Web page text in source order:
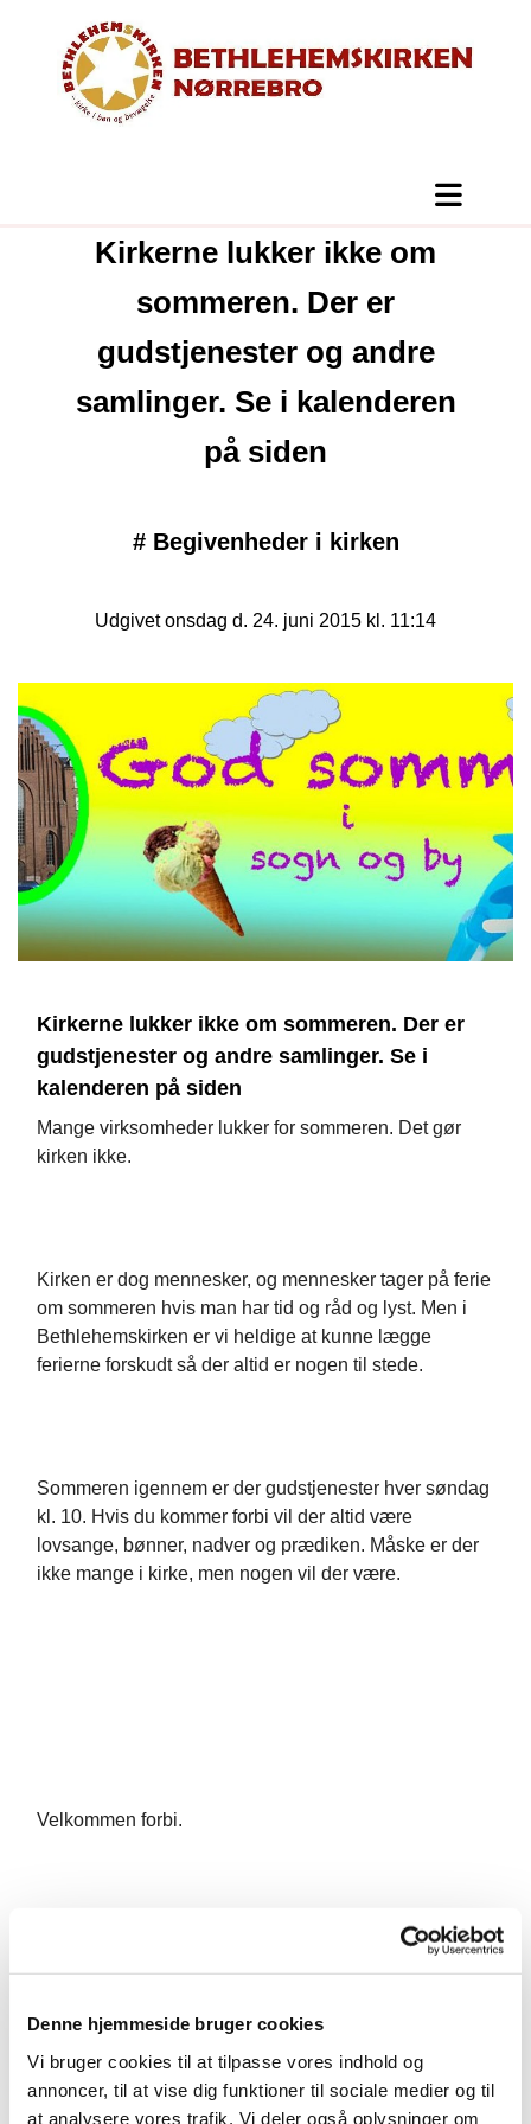
Denne hjemmeside bruger cookies
Vi bruger cookies til at tilpasse vores indhold og
annoncer, til at vise dig funktioner til sociale medier og til
at analysere vores trafik. Vi deler også oplysninger om
Kirkerne lukker ikke om
sommeren. Der er
gudstjenester og andre
samlinger. Se i kalenderen
på siden
# Begivenheder i kirken
Udgivet onsdag d. 24. juni 2015 kl. 11:14
Kirkerne lukker ikke om sommeren. Der er
gudstjenester og andre samlinger. Se i
kalenderen på siden
Mange virksomheder lukker for sommeren. Det gør
kirken ikke.
Kirken er dog mennesker, og mennesker tager på ferie
om sommeren hvis man har tid og råd og lyst. Men i
Bethlehemskirken er vi heldige at kunne lægge
ferierne forskudt så der altid er nogen til stede.
Sommeren igennem er der gudstjenester hver søndag
kl. 10. Hvis du kommer forbi vil der altid være
lovsange, bønner, nadver og prædiken. Måske er der
ikke mange i kirke, men nogen vil der være.
Velkommen forbi.